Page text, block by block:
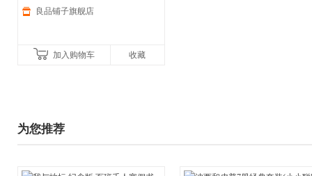
良品铺子旗舰店
加入购物车 收藏
为您推荐